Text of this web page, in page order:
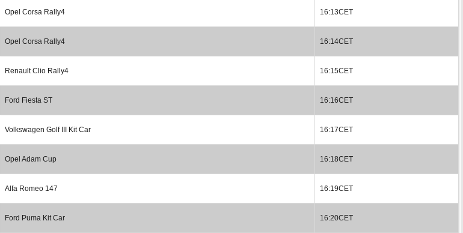
Opel Corsa Rally4 16:13CET
Opel Corsa Rally4 16:14CET
Renault Clio Rally4 16:15CET
Ford Fiesta ST 16:16CET
Volkswagen Golf III Kit Car 16:17CET
Opel Adam Cup 16:18CET
Alfa Romeo 147 16:19CET
Ford Puma Kit Car 16:20CET